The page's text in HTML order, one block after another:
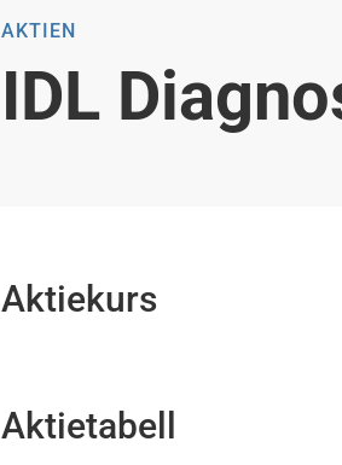
AKTIEN
IDL
Aktiekurs
Aktietabell